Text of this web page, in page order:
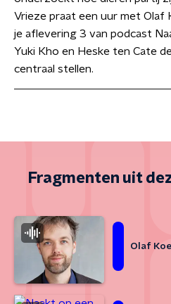
Vrieze praat een uur met Olaf
je aflevering 3 van podcast
Yuki Kho en Heske ten Cate
centraal stellen.
Fragmenten uit
Olaf